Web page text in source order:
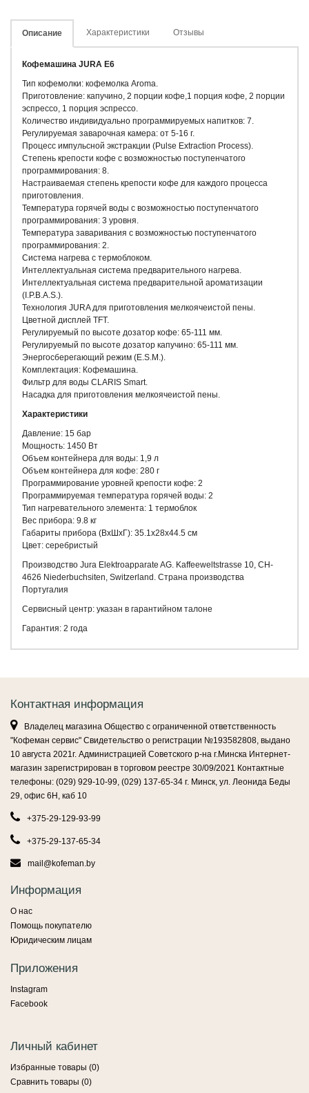
Описание Характеристики Отзывы
Кофемашина JURA E6
Тип кофемолки: кофемолка Aroma.
Приготовление: капучино, 2 порции кофе,1 порция кофе, 2 порции
эспрессо, 1 порция эспрессо.
Количество индивидуально программируемых напитков: 7.
Регулируемая заварочная камера: от 5-16 г.
Процесс импульсной экстракции (Pulse Extraction Process).
Степень крепости кофе с возможностью поступенчатого
программирования: 8.
Настраиваемая степень крепости кофе для каждого процесса
приготовления.
Температура горячей воды с возможностью поступенчатого
программирования: 3 уровня.
Температура заваривания с возможностью поступенчатого
программирования: 2.
Система нагрева с термоблоком.
Интеллектуальная система предварительного нагрева.
Интеллектуальная система предварительной ароматизации
(I.P.B.A.S.).
Технология JURA для приготовления мелкоячеистой пены.
Цветной дисплей TFT.
Регулируемый по высоте дозатор кофе: 65-111 мм.
Регулируемый по высоте дозатор капучино: 65-111 мм.
Энергосберегающий режим (E.S.M.).
Комплектация: Кофемашина.
Фильтр для воды CLARIS Smart.
Насадка для приготовления мелкоячеистой пены.
Характеристики
Давление: 15 бар
Мощность: 1450 Вт
Объем контейнера для воды: 1,9 л
Объем контейнера для кофе: 280 г
Программирование уровней крепости кофе: 2
Программируемая температура горячей воды: 2
Тип нагревательного элемента: 1 термоблок
Вес прибора: 9.8 кг
Габариты прибора (ВхШхГ): 35.1x28x44.5 cм
Цвет: серебристый
Производство Jura Elektroapparate AG. Kaffeeweltstrasse 10, CH-
4626 Niederbuchsiten, Switzerland. Страна производства
Португалия
Сервисный центр: указан в гарантийном талоне
Гарантия: 2 года
Контактная информация
Владелец магазина Общество с ограниченной ответственность
"Кофеман сервис" Свидетельство о регистрации №193582808, выдано
10 августа 2021г. Администрацией Советского р-на г.Минска Интернет-
магазин зарегистрирован в торговом реестре 30/09/2021 Контактные
телефоны: (029) 929-10-99, (029) 137-65-34 г. Минск, ул. Леонида Беды
29, офис 6Н, каб 10
+375-29-129-93-99
+375-29-137-65-34
mail@kofeman.by
Информация
О нас
Помощь покупателю
Юридическим лицам
Приложения
Instagram
Facebook
Личный кабинет
Избранные товары (0)
Сравнить товары (0)